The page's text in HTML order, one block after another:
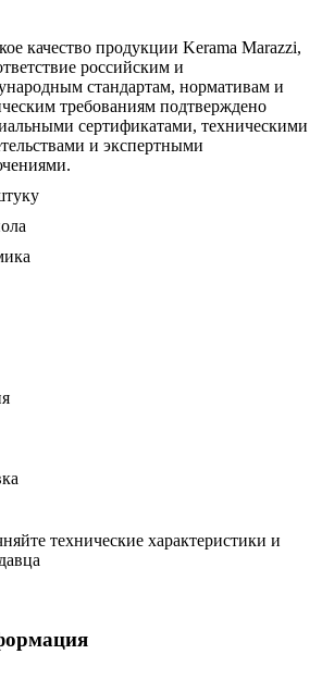
качество продукции Kerama Marazzi,
российским и
стандартам, нормативам и
требованиям подтверждено
сертификатами, техническими
и экспертными
технические характеристики и